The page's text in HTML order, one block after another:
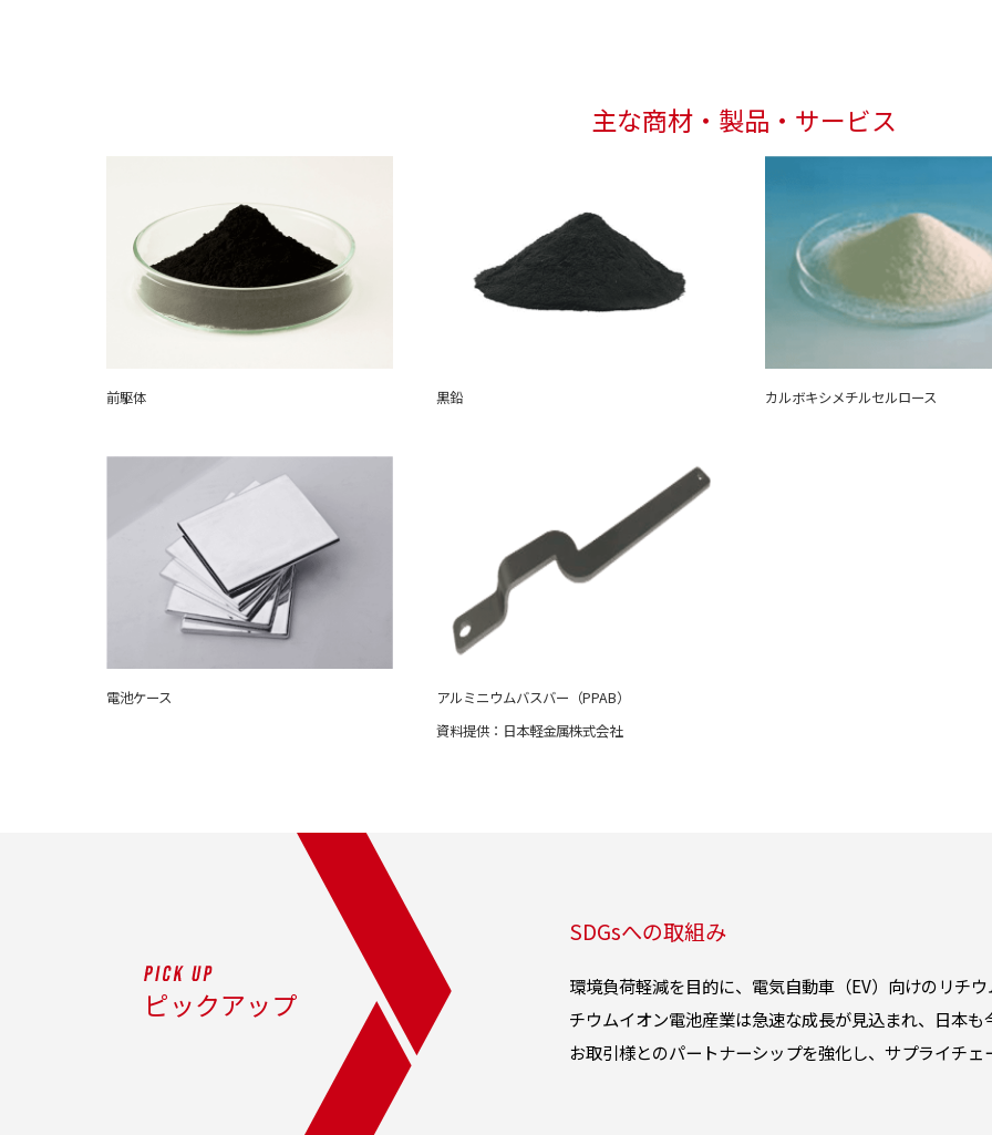
主な商材・製品・サービス
前駆体 黒鉛 カルボキシメチルセルロース
電池ケース
アルミニウムバスバー（PPAB）
資料提供：日本軽金属株式会社
ピックアップ
SDGsへの取組み
環境負荷軽減を目的に、電気自動車（EV）向けのリチ
チウムイオン電池産業は急速な成長が見込まれ、日本
お取引様とのパートナーシップを強化し、サプライチ